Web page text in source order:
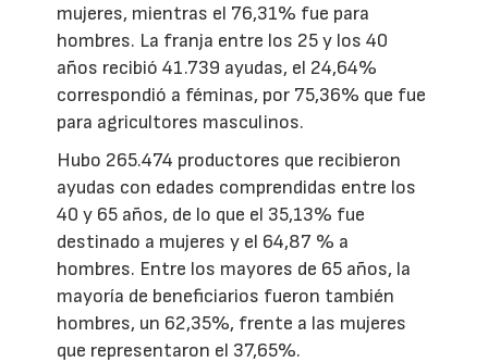
mujeres, mientras el 76,31% fue para
hombres. La franja entre los 25 y los 40
años recibió 41.739 ayudas, el 24,64%
correspondió a féminas, por 75,36% que fue
para agricultores masculinos.
Hubo 265.474 productores que recibieron
ayudas con edades comprendidas entre los
40 y 65 años, de lo que el 35,13% fue
destinado a mujeres y el 64,87 % a
hombres. Entre los mayores de 65 años, la
mayoría de beneficiarios fueron también
hombres, un 62,35%, frente a las mujeres
que representaron el 37,65%.